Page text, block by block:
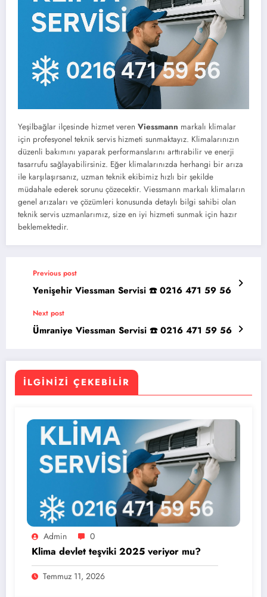
Yeşilbağlar ilçesinde hizmet veren Viessmann markalı klimalar
için profesyonel teknik servis hizmeti sunmaktayız. Klimalarınızın
düzenli bakımını yaparak performanslarını arttırabilir ve enerji
tasarrufu sağlayabilirsiniz. Eğer klimalarınızda herhangi bir arıza
ile karşılaşırsanız, uzman teknik ekibimiz hızlı bir şekilde
müdahale ederek sorunu çözecektir. Viessmann markalı klimaların
genel arızaları ve çözümleri konusunda detaylı bilgi sahibi olan
teknik servis uzmanlarımız, size en iyi hizmeti sunmak için hazır
beklemektedir.
Previous post
Yenişehir Viessman Servisi ☎️ 0216 471 59 56
Next post
Ümraniye Viessman Servisi ☎️ 0216 471 59 56
İLGINIZI ÇEKEBILIR
Admin 0
Klima devlet teşviki 2025 veriyor mu?
Temmuz 11, 2026